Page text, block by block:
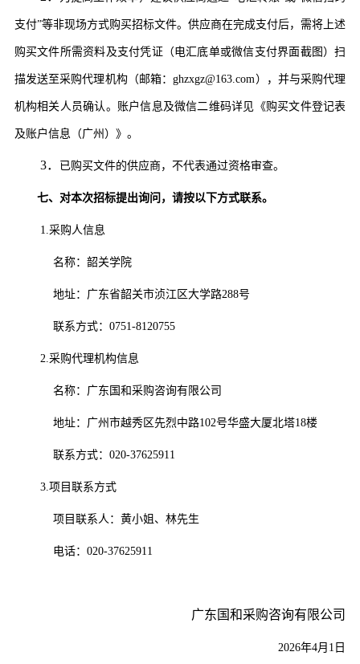
支付”等非现场方式购买招标文件。供应商在完成支付后，需将上述
购买文件所需资料及支付凭证（电汇底单或微信支付界面截图）扫
描发送至采购代理机构（邮箱：ghzxgz@163.com），并与采购代理
机构相关人员确认。账户信息及微信二维码详见《购买文件登记表
及账户信息（广州）》。
3． 已购买文件的供应商，不代表通过资格审查。
七、 对本次招标提出询问，请按以下方式联系。
1.采购人信息
名称： 韶关学院
地址： 广东省韶关市浈江区大学路288号
联系方式： 0751-8120755
2.采购代理机构信息
名称： 广东国和采购咨询有限公司
地址： 广州市越秀区先烈中路102号华盛大厦北塔18楼
联系方式： 020-37625911
3.项目联系方式
项目联系人： 黄小姐、 林先生
电话： 020-37625911
广东国和采购咨询有限公司
2026年4月1日